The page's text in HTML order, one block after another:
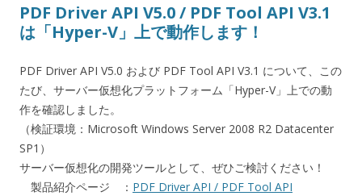
PDF Driver API V5.0 / PDF Tool API V3.1
は「Hyper-V」上で動作します！
PDF Driver API V5.0 および PDF Tool API V3.1 について、この
たび、サーバー仮想化プラットフォーム「Hyper-V」上での動
作を確認しました。
（検証環境：Microsoft Windows Server 2008 R2 Datacenter
SP1）
サーバー仮想化の開発ツールとして、ぜひご検討ください！
製品紹介ページ ： PDF Driver API / PDF Tool API